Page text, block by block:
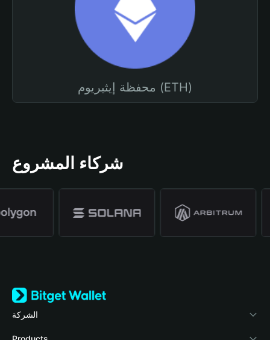
محفظة إيثيريوم (ETH)
شركاء المشروع
الشركة